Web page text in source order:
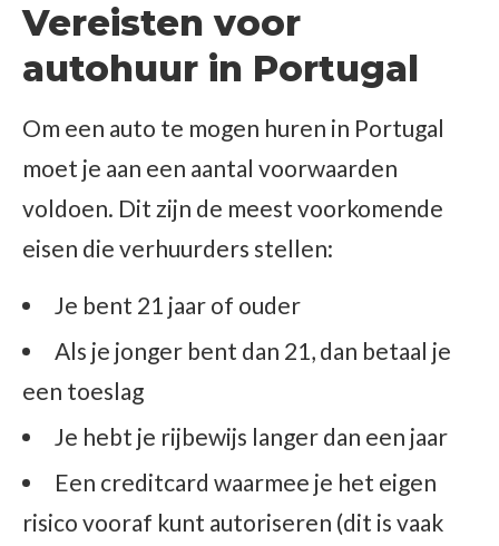
Vereisten voor
autohuur in Portugal
Om een auto te mogen huren in Portugal
moet je aan een aantal voorwaarden
voldoen. Dit zijn de meest voorkomende
eisen die verhuurders stellen:
Je bent 21 jaar of ouder
Als je jonger bent dan 21, dan betaal je
een toeslag
Je hebt je rijbewijs langer dan een jaar
Een creditcard waarmee je het eigen
risico vooraf kunt autoriseren (dit is vaak